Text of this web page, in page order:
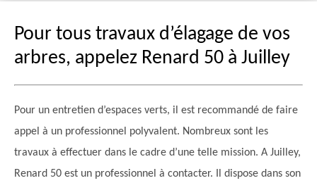
Pour tous travaux d’élagage de vos
arbres, appelez Renard 50 à Juilley
Pour un entretien d’espaces verts, il est recommandé de faire
appel à un professionnel polyvalent. Nombreux sont les
travaux à effectuer dans le cadre d’une telle mission. A Juilley,
Renard 50 est un professionnel à contacter. Il dispose dans son